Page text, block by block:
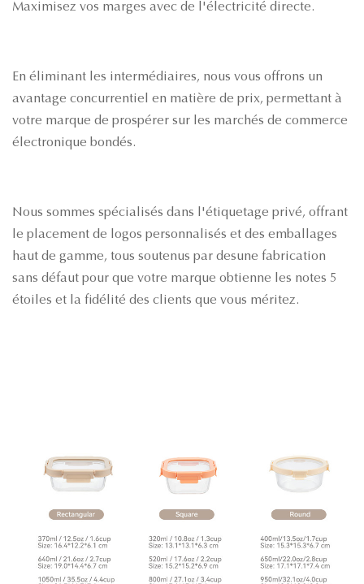
Maximisez vos marges avec de l'électricité directe.
En éliminant les intermédiaires, nous vous offrons un
avantage concurrentiel en matière de prix, permettant à
votre marque de prospérer sur les marchés de commerce
électronique bondés.
Nous sommes spécialisés dans l'étiquetage privé, offrant
le placement de logos personnalisés et des emballages
haut de gamme, tous soutenus par desune fabrication
sans défaut pour que votre marque obtienne les notes 5
étoiles et la fidélité des clients que vous méritez.